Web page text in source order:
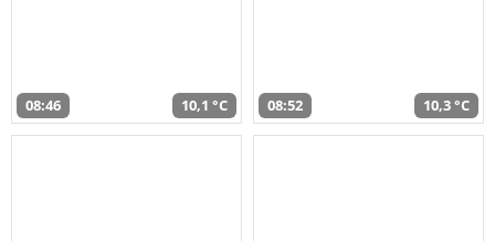
08:46 10,1 °C 08:52 10,3 °C